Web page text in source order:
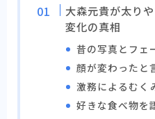
大森元貴が太り
変化の真相
昔の写真とフェ
顔が変わったと
激務によるむく
好きな食べ物を